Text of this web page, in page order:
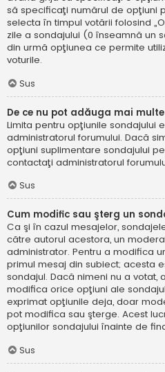
să specificaţi numărul de opţiuni
selecta în timpul votării folosind
zile a sondajului (0 înseamnă un
din urmă opţiunea ce permite
voturile.
Sus
De ce nu pot adăuga mai
Limita pentru opţiunile sondajului
administratorul forumului. Dacă
opţiuni suplimentare sondajului
contactaţi administratorul
Sus
Cum modific sau şterg un
Ca şi în cazul mesajelor,
către autorul acestora, un
administrator. Pentru a modifica
primul mesaj din subiect; acesta
sondajul. Dacă nimeni nu a votat,
modifica orice opţiuni ale
exprimat opţiunile deja, doar
pot modifica sau şterge. Acest
opţiunilor sondajului înainte de
Sus